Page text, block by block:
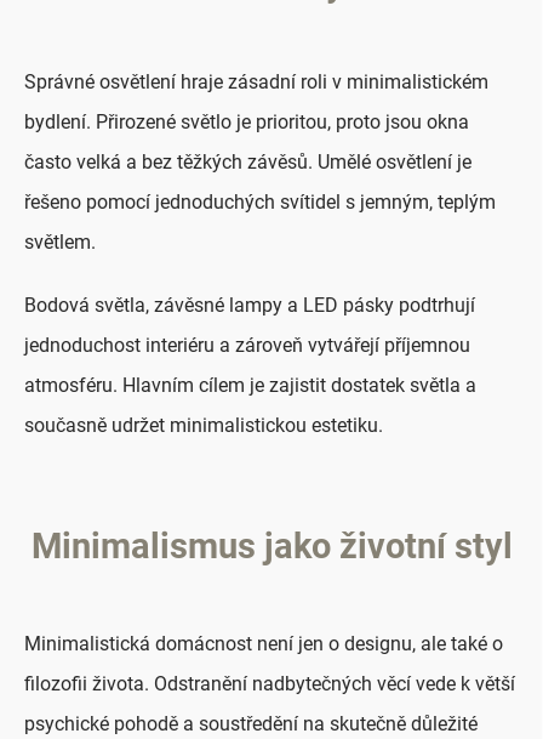
Správné osvětlení hraje zásadní roli v minimalistickém
bydlení. Přirozené světlo je prioritou, proto jsou okna
často velká a bez těžkých závěsů. Umělé osvětlení je
řešeno pomocí jednoduchých svítidel s jemným, teplým
světlem.
Bodová světla, závěsné lampy a LED pásky podtrhují
jednoduchost interiéru a zároveň vytvářejí příjemnou
atmosféru. Hlavním cílem je zajistit dostatek světla a
současně udržet minimalistickou estetiku.
Minimalismus jako životní styl
Minimalistická domácnost není jen o designu, ale také o
filozofii života. Odstranění nadbytečných věcí vede k větší
psychické pohodě a soustředění na skutečně důležité